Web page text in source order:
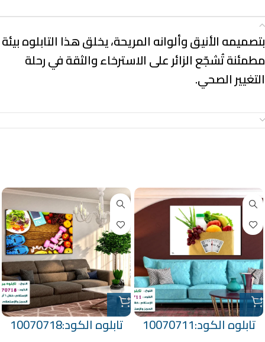
بتصميمه الأنيق وألوانه المريحة، يخلق هذا التابلوه بيئة
مطمئنة تُشجّع الزائر على الاسترخاء والثقة في رحلة
التغيير الصحي.
تابلوه الكود:10070711
تابلوه الكود:10070718